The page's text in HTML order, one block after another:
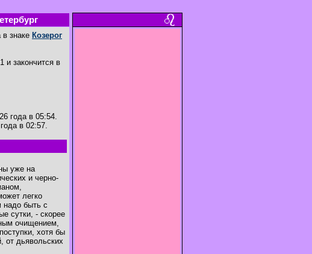
знаке Козерог
и закончится в
года в 05:54.
в 02:57.
уже на
и черно-
легко
надо быть с
сутки, - скорее
очищением,
хотя бы
от дьявольских